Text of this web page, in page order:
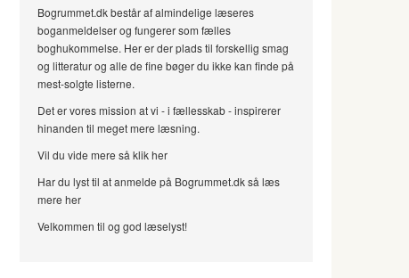
Bogrummet.dk består af almindelige læseres
boganmeldelser og fungerer som fælles
boghukommelse. Her er der plads til forskellig smag
og litteratur og alle de fine bøger du ikke kan finde på
mest-solgte listerne.
Det er vores mission at vi - i fællesskab - inspirerer
hinanden til meget mere læsning.
Vil du vide mere så klik her
Har du lyst til at anmelde på Bogrummet.dk så læs
mere her
Velkommen til og god læselyst!